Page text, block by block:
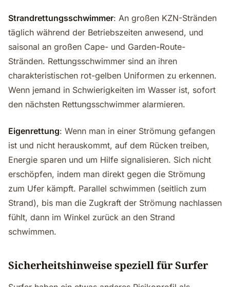
Strandrettungsschwimmer: An großen KZN-Stränden
täglich während der Betriebszeiten anwesend, und
saisonal an großen Cape- und Garden-Route-
Stränden. Rettungsschwimmer sind an ihren
charakteristischen rot-gelben Uniformen zu erkennen.
Wenn jemand in Schwierigkeiten im Wasser ist, sofort
den nächsten Rettungsschwimmer alarmieren.
Eigenrettung: Wenn man in einer Strömung gefangen
ist und nicht herauskommt, auf dem Rücken treiben,
Energie sparen und um Hilfe signalisieren. Sich nicht
erschöpfen, indem man direkt gegen die Strömung
zum Ufer kämpft. Parallel schwimmen (seitlich zum
Strand), bis man die Zugkraft der Strömung nachlassen
fühlt, dann im Winkel zurück an den Strand
schwimmen.
Sicherheitshinweise speziell für Surfer